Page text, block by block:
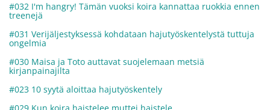
#032 I'm hangry! Tämän vuoksi koira kannattaa ruokkia ennen
treenejä
#031 Verijäljestyksessä kohdataan hajutyöskentelystä tuttuja
ongelmia
#030 Maisa ja Toto auttavat suojelemaan metsiä
kirjanpainajilta
#023 10 syytä aloittaa hajutyöskentely